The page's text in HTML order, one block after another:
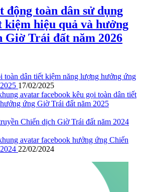
động toàn dân sử dụng
kiệm hiệu quả và hưởng
Giờ Trái đất năm 2026
toàn dân tiết kiệm năng lượng hưởng ứng
17/02/2025
avatar facebook kêu gọi toàn dân tiết
ứng Giờ Trái đất năm 2025
Chiến dịch Giờ Trái đất năm 2024
avatar facebook hưởng ứng Chiến
22/02/2024